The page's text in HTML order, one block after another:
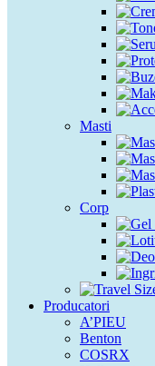
Masti
Corp
Producatori
A’PIEU
Benton
COSRX